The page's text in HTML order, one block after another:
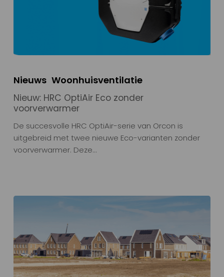
Nieuws Woonhuisventilatie
Nieuw: HRC OptiAir Eco zonder
voorverwarmer
De succesvolle HRC OptiAir-serie van Orcon is
uitgebreid met twee nieuwe Eco-varianten zonder
voorverwarmer. Deze…